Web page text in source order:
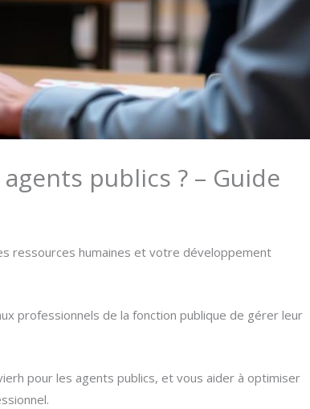
publics ? – Guide
ressources humaines et votre développement
professionnels de la fonction publique de gérer leur
pour les agents publics, et vous aider à optimiser